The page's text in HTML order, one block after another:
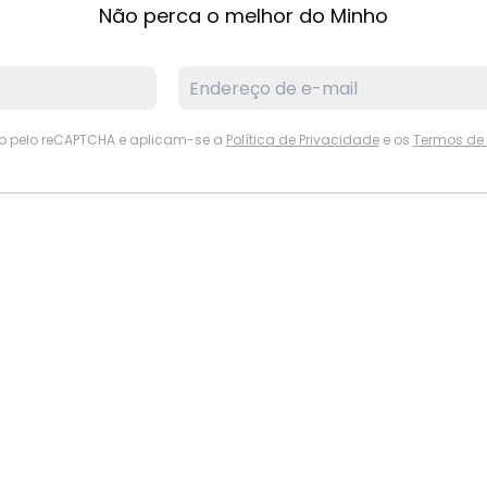
Não perca o melhor do Minho
pelo reCAPTCHA e aplicam-se a Política de Privacidadee os Termos de